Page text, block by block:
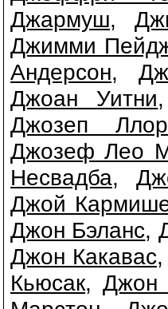
Джармуш,
Джимми
Андерсон,
Джоан Уитни
Джозеп
Джозеф Лео
Несвадба,
Джой
Джон Бэланс,
Джон Какавас
Кьюсак, Джон